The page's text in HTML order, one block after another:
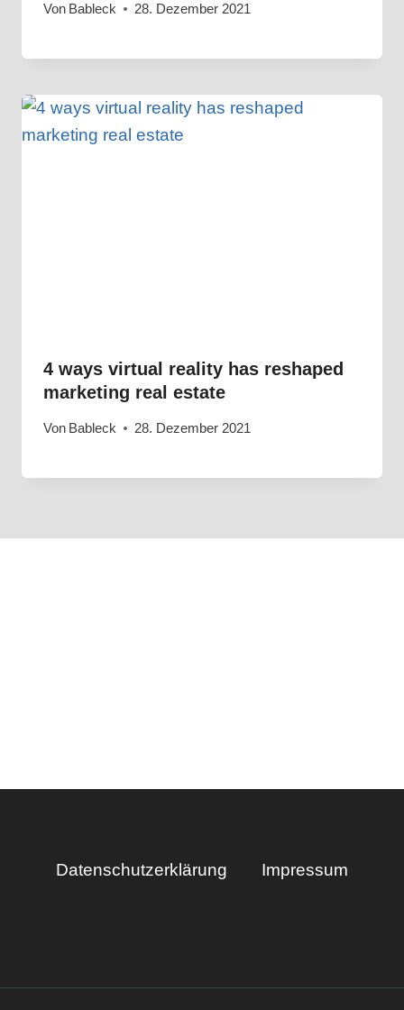
Von Bableck 28. Dezember 2021
4 ways virtual reality has reshaped
marketing real estate
Von Bableck 28. Dezember 2021
Datenschutzerklärung Impressum